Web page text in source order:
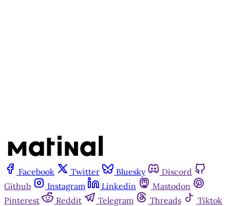
Facebook Twitter Bluesky
Discord
Github
Instagram Linkedin
Mastodon
Pinterest
Reddit Telegram Threads
Tiktok